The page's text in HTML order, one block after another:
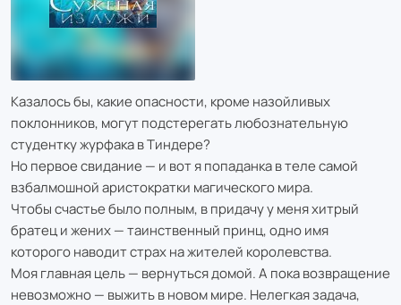
Казалось бы, какие опасности, кроме назойливых
поклонников, могут подстерегать любознательную
студентку журфака в Тиндере?
Но первое свидание — и вот я попаданка в теле самой
взбалмошной аристократки магического мира.
Чтобы счастье было полным, в придачу у меня хитрый
братец и жених — таинственный принц, одно имя
которого наводит страх на жителей королевства.
Моя главная цель — вернуться домой. А пока возвращение
невозможно — выжить в новом мире. Нелегкая задача,